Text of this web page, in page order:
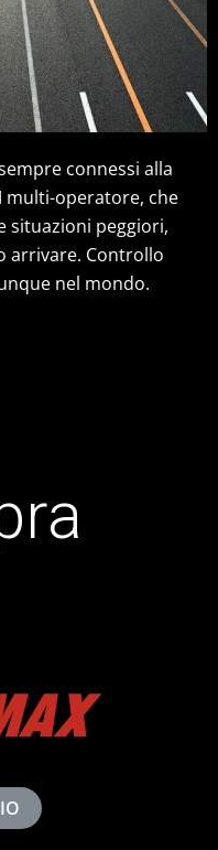
connessi alla
multi-operatore, che
situazioni peggiori,
arrivare. Controllo
nel mondo.